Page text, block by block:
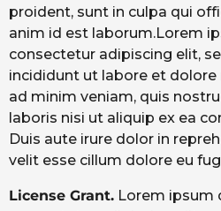
proident, sunt in culpa qui
anim id est laborum.Lorem
consectetur adipiscing elit,
incididunt ut labore et dolore
ad minim veniam, quis
laboris nisi ut aliquip ex ea
Duis aute irure dolor in
velit esse cillum dolore eu
License Grant. Lorem ipsum